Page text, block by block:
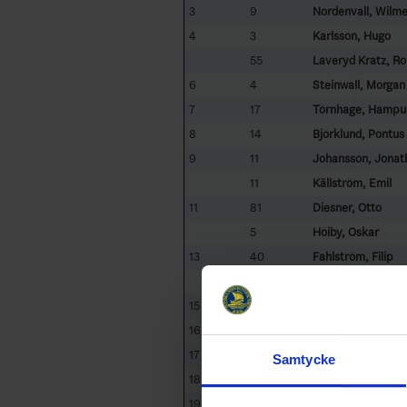
Samtycke
3
9 Nordenvall,
4
3 Karlsson, Hugo
55
Laveryd Kratz,
6
4 Steinwall, Morgan
7
17 Törnhage,
8
14 Björklund, Pontus
9
11 Johansson,
11
Källström, Emil
11
81 Diesner, Otto
5
Höiby, Oskar
13
40 Fahlström, Filip
15
16
16
17
Ljung, Calle
18
19